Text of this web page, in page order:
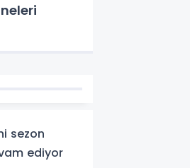
sezon
ediyor